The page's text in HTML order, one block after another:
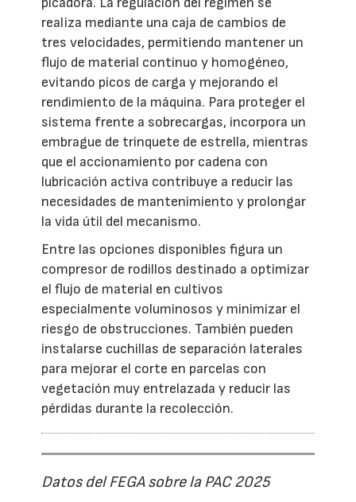
realiza mediante una caja de cambios de
tres velocidades, permitiendo mantener un
flujo de material continuo y homogéneo,
evitando picos de carga y mejorando el
rendimiento de la máquina. Para proteger el
sistema frente a sobrecargas, incorpora un
embrague de trinquete de estrella, mientras
que el accionamiento por cadena con
lubricación activa contribuye a reducir las
necesidades de mantenimiento y prolongar
la vida útil del mecanismo.
Entre las opciones disponibles figura un
compresor de rodillos destinado a optimizar
el flujo de material en cultivos
especialmente voluminosos y minimizar el
riesgo de obstrucciones. También pueden
instalarse cuchillas de separación laterales
para mejorar el corte en parcelas con
vegetación muy entrelazada y reducir las
pérdidas durante la recolección.
Datos del FEGA sobre la PAC 2025